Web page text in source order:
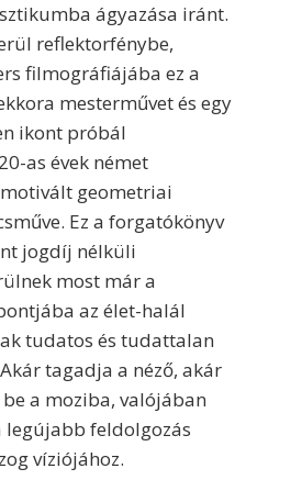
ágyazása iránt.
reflektorfénybe,
filmográfiájába ez a
mesterművet és egy
ikont próbál
as évek német
geometriai
Ez a forgatókönyv
jogdíj nélküli
most már a
az élet-halál
tudatos és tudattalan
tagadja a néző, akár
a moziba, valójában
legújabb feldolgozás
víziójához.